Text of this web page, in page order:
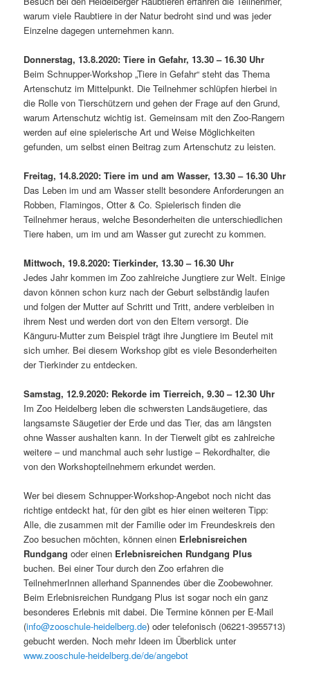
warum viele Raubtiere in der Natur bedroht sind und was jeder
Einzelne dagegen unternehmen kann.
Donnerstag, 13.8.2020: Tiere in Gefahr, 13.30 – 16.30 Uhr
Beim Schnupper-Workshop „Tiere in Gefahr“ steht das Thema
Artenschutz im Mittelpunkt. Die Teilnehmer schlüpfen hierbei in
die Rolle von Tierschützern und gehen der Frage auf den Grund,
warum Artenschutz wichtig ist. Gemeinsam mit den Zoo-Rangern
werden auf eine spielerische Art und Weise Möglichkeiten
gefunden, um selbst einen Beitrag zum Artenschutz zu leisten.
Freitag, 14.8.2020: Tiere im und am Wasser, 13.30 – 16.30 Uhr
Das Leben im und am Wasser stellt besondere Anforderungen an
Robben, Flamingos, Otter & Co. Spielerisch finden die
Teilnehmer heraus, welche Besonderheiten die unterschiedlichen
Tiere haben, um im und am Wasser gut zurecht zu kommen.
Mittwoch, 19.8.2020: Tierkinder, 13.30 – 16.30 Uhr
Jedes Jahr kommen im Zoo zahlreiche Jungtiere zur Welt. Einige
davon können schon kurz nach der Geburt selbständig laufen
und folgen der Mutter auf Schritt und Tritt, andere verbleiben in
ihrem Nest und werden dort von den Eltern versorgt. Die
Känguru-Mutter zum Beispiel trägt ihre Jungtiere im Beutel mit
sich umher. Bei diesem Workshop gibt es viele Besonderheiten
der Tierkinder zu entdecken.
Samstag, 12.9.2020: Rekorde im Tierreich, 9.30 – 12.30 Uhr
Im Zoo Heidelberg leben die schwersten Landsäugetiere, das
langsamste Säugetier der Erde und das Tier, das am längsten
ohne Wasser aushalten kann. In der Tierwelt gibt es zahlreiche
weitere – und manchmal auch sehr lustige – Rekordhalter, die
von den Workshopteilnehmern erkundet werden.
Wer bei diesem Schnupper-Workshop-Angebot noch nicht das
richtige entdeckt hat, für den gibt es hier einen weiteren Tipp:
Alle, die zusammen mit der Familie oder im Freundeskreis den
Zoo besuchen möchten, können einen Erlebnisreichen
Rundgang oder einen Erlebnisreichen Rundgang Plus
buchen. Bei einer Tour durch den Zoo erfahren die
TeilnehmerInnen allerhand Spannendes über die Zoobewohner.
Beim Erlebnisreichen Rundgang Plus ist sogar noch ein ganz
besonderes Erlebnis mit dabei. Die Termine können per E-Mail
(info@zooschule-heidelberg.de) oder telefonisch (06221-3955713)
gebucht werden. Noch mehr Ideen im Überblick unter
www.zooschule-heidelberg.de/de/angebot